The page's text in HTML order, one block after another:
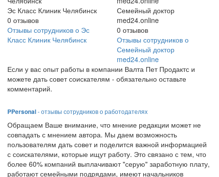
Эс Класс Клиник Челябинск
0 отзывов
Отзывы сотрудников о Эс
Класс Клиник Челябинск
Семейный доктор
med24.online
0 отзывов
Отзывы сотрудников о
Семейный доктор
med24.online
Если у вас опыт работы в компании Валта Пет Продактс и
можете дать совет соискателям - обязательно оставьте
комментарий.
PPersonal- отзывы сотрудников о работодателях
Обращаем Ваше внимание, что мнение редакции может не
совпадать с мнением автора. Мы даем возможность
пользователям дать совет и поделится важной информацией
с соискателями, которые ищут работу. Это связано с тем, что
более 60% компаний выплачивают "серую" заработную плату,
работают семейными подрядами, имеют начальников